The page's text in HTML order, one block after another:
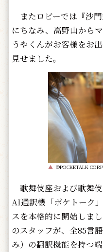
またロビーでは『沙門
にちなみ、高野山から
うやくんがお客様をお
見せました。
▲ ©POCKETALK
歌舞伎座および歌舞伎
AI通訳機「ポケトーク
スを本格的に開始しま
のスタッフが、全85言
み）の翻訳機能を持つ